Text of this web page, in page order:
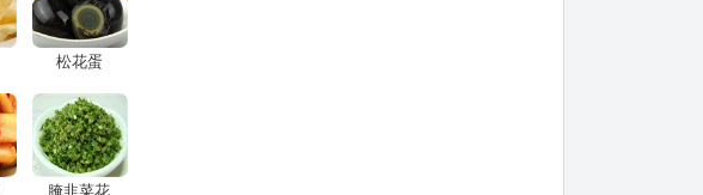
松花蛋
腌韭菜花